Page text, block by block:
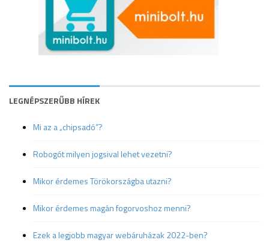
LEGNÉPSZERŰBB HÍREK
Mi az a „chipsadó”?
Robogót milyen jogsival lehet vezetni?
Mikor érdemes Törökországba utazni?
Mikor érdemes magán fogorvoshoz menni?
Ezek a legjobb magyar webáruházak 2022-ben?